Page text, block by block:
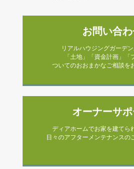
お問い合
リアルハウジングガーデ
「土地」「資金計画」「
ついてのおおまかなご相談を
オーナーサポ
ディアホームでお家を建てら
日々のアフターメンテナンスの